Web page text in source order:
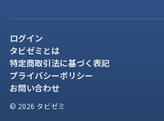
ログイン
タビゼミとは
特定商取引法に基づく表記
プライバシーポリシー
お問い合わせ
© 2026 タビゼミ